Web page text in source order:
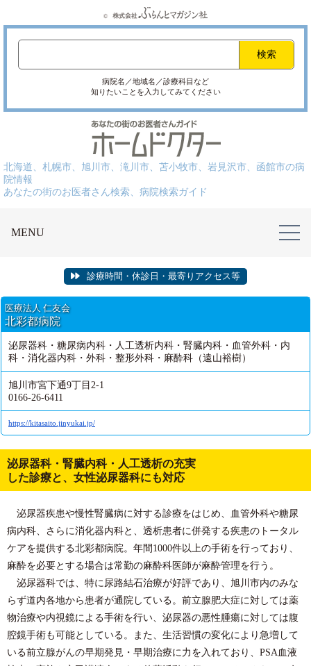
病院名／地域名／診療科目など
知りたいことを入力してみてください
北海道、札幌市、旭川市、滝川市、苫小牧市、岩見沢市、函館市の病
院情報
あなたの街のお医者さん検索、病院検索ガイド
MENU
診療時間・休診日・最寄りアクセス等
医療法人 仁友会
北彩都病院
泌尿器科・糖尿病内科・人工透析内科・腎臓内科・血管外科・内
科・消化器内科・外科・整形外科・麻酔科（遠山裕樹）
旭川市宮下通9丁目2-1
0166-26-6411
https://kitasaito.jinyukai.jp/
泌尿器科・腎臓内科・人工透析の充実
した診療と、女性泌尿器科にも対応
泌尿器疾患や慢性腎臓病に対する診療をはじめ、血管外科や糖尿
病内科、さらに消化器内科と、透析患者に併発する疾患のトータル
ケアを提供する北彩都病院。年間1000件以上の手術を行っており、
麻酔を必要とする場合は常勤の麻酔科医師が麻酔管理を行う。
泌尿器科では、特に尿路結石治療が好評であり、旭川市内のみな
らず道内各地から患者が通院している。前立腺肥大症に対しては薬
物治療や内視鏡による手術を行い、泌尿器の悪性腫瘍に対しては腹
腔鏡手術も可能としている。また、生活習慣の変化により急増して
いる前立腺がんの早期発見・早期治療に力を入れており、PSA血液